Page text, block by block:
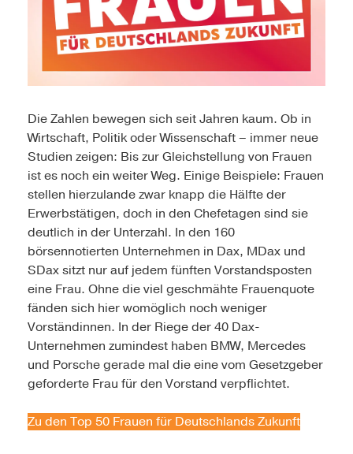
Die Zahlen bewegen sich seit Jahren kaum. Ob in
Wirtschaft, Politik oder Wissenschaft – immer neue
Studien zeigen: Bis zur Gleichstellung von Frauen
ist es noch ein weiter Weg. Einige Beispiele: Frauen
stellen hierzulande zwar knapp die Hälfte der
Erwerbstätigen, doch in den Chefetagen sind sie
deutlich in der Unterzahl. In den 160
börsennotierten Unternehmen in Dax, MDax und
SDax sitzt nur auf jedem fünften Vorstandsposten
eine Frau. Ohne die viel geschmähte Frauenquote
fänden sich hier womöglich noch weniger
Vorständinnen. In der Riege der 40 Dax-
Unternehmen zumindest haben BMW, Mercedes
und Porsche gerade mal die eine vom Gesetzgeber
geforderte Frau für den Vorstand verpflichtet.
Zu den Top 50 Frauen für Deutschlands Zukunft